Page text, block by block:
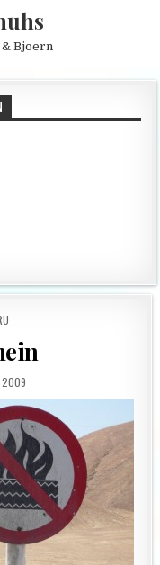
Bjoern
2009